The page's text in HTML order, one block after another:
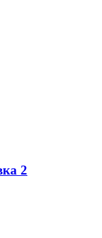
2